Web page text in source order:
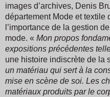
images d’archives, Denis
département Mode et textile
l’importance de la gestion
mode. « Mon propos
expositions précédentes
une histoire indiscrète de la
un matériau qui sert à la
mise en scène de soi. Les
matériaux produits par le